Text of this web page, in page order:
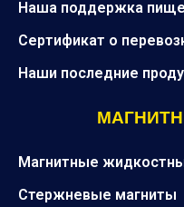
Наша поддержка
Сертификат о
Наши последние
Магнитные
Стержневые магниты